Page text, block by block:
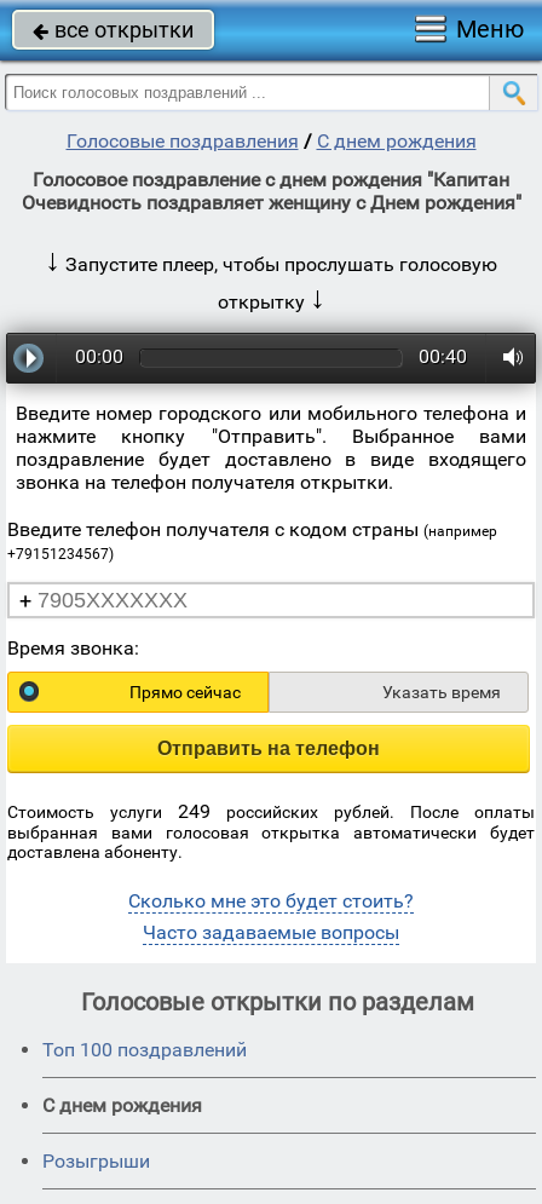
 все открытки Меню
Голосовые поздравления / С днем рождения
Голосовое поздравление с днем рождения "Капитан
Очевидность поздравляет женщину с Днем рождения"
↓ Запустите плеер, чтобы прослушать голосовую
открытку ↓
00:00 00:40
Введите номер городского или мобильного телефона и
нажмите кнопку "Отправить". Выбранное вами
поздравление будет доставлено в виде входящего
звонка на телефон получателя открытки.
Введите телефон получателя с кодом страны (например
+79151234567)
+
Время звонка:
Прямо сейчас Указать время
Отправить на телефон
Стоимость услуги 249 российских рублей. После оплаты
выбранная вами голосовая открытка автоматически будет
доставлена абоненту.
Сколько мне это будет стоить?
Часто задаваемые вопросы
Голосовые открытки по разделам
Топ 100 поздравлений
С днем рождения
Розыгрыши